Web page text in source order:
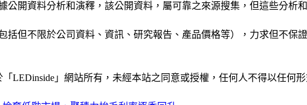
公開資料分析和演釋，該公開資料，屬可靠之來源搜集，但這些分
括但不限於公司資料、資訊、研究報告、產品價格等），力求但不保
「LEDinside」網站所有，未經本站之同意或授權，任何人不得以任